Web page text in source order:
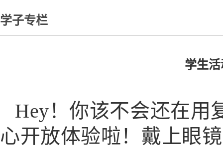
学子专栏
学生
Hey！你该不会还在用
心开放体验啦！戴上眼